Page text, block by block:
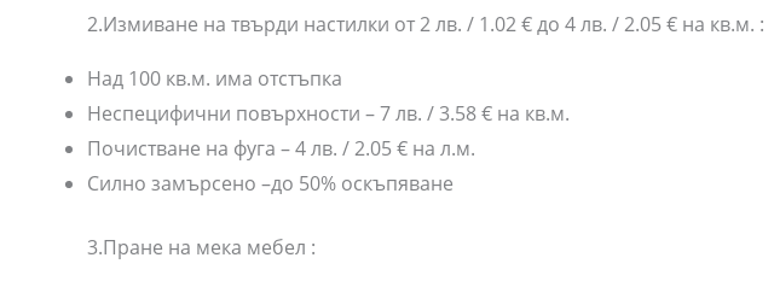
2.Измиване на твърди настилки от 2 лв. / 1.02 € до 4 лв. / 2.05 € на кв.м. :
Над 100 кв.м. има отстъпка
Неспецифични повърхности – 7 лв. / 3.58 € на кв.м.
Почистване на фуга – 4 лв. / 2.05 € на л.м.
Силно замърсено –до 50% оскъпяване
3.Пране на мека мебел :